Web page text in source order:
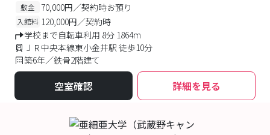
敷金 70,000円／契約時お預り
入館料 120,000円／契約時
学校まで自転車利用 8分 1864m
ＪＲ中央本線東小金井駅 徒歩10分
築6年／鉄骨2階建て
空室確認 詳細を見る